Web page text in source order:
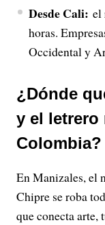
Desde Cali: el
horas.
Occidental y
¿Dónde
y el letrero
Colombia?
En Manizales, el
Chipre se roba
que conecta